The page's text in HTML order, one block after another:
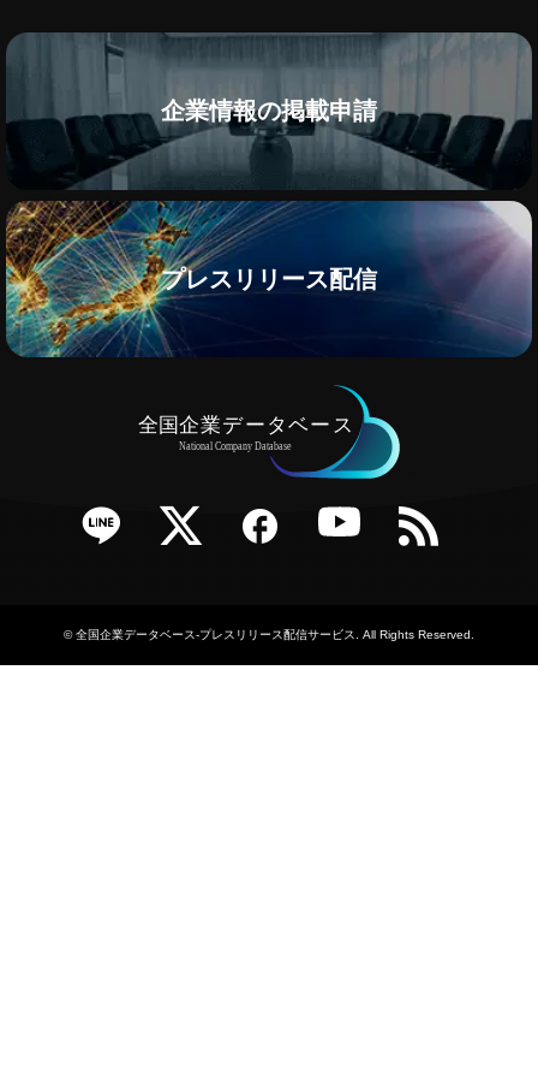
企業情報の掲載申請
プレスリリース配信
Twitter Facebook YouTube RSS
©全国企業データベース-プレスリリース配信サービス. All Rights Reserved.